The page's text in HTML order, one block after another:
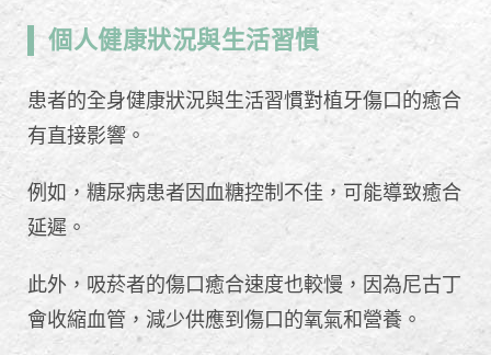
個人健康狀況與生活習慣
患者的全身健康狀況與生活習慣對植牙傷口的癒合
有直接影響。
例如，糖尿病患者因血糖控制不佳，可能導致癒合
延遲。
此外，吸菸者的傷口癒合速度也較慢，因為尼古丁
會收縮血管，減少供應到傷口的氧氣和營養。